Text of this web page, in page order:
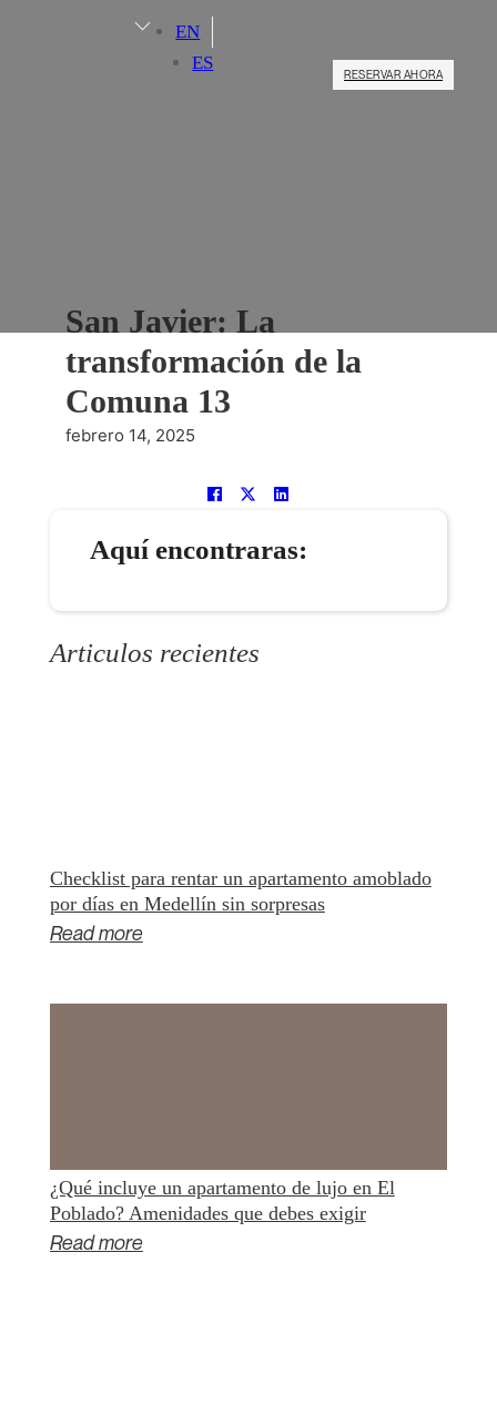
EN
ES
RESERVAR AHORA
San Javier: La
transformación de la
Comuna 13
febrero 14, 2025
Aquí encontraras:
Articulos recientes
Checklist para rentar un apartamento amoblado
por días en Medellín sin sorpresas
Read more
¿Qué incluye un apartamento de lujo en El
Poblado? Amenidades que debes exigir
Read more